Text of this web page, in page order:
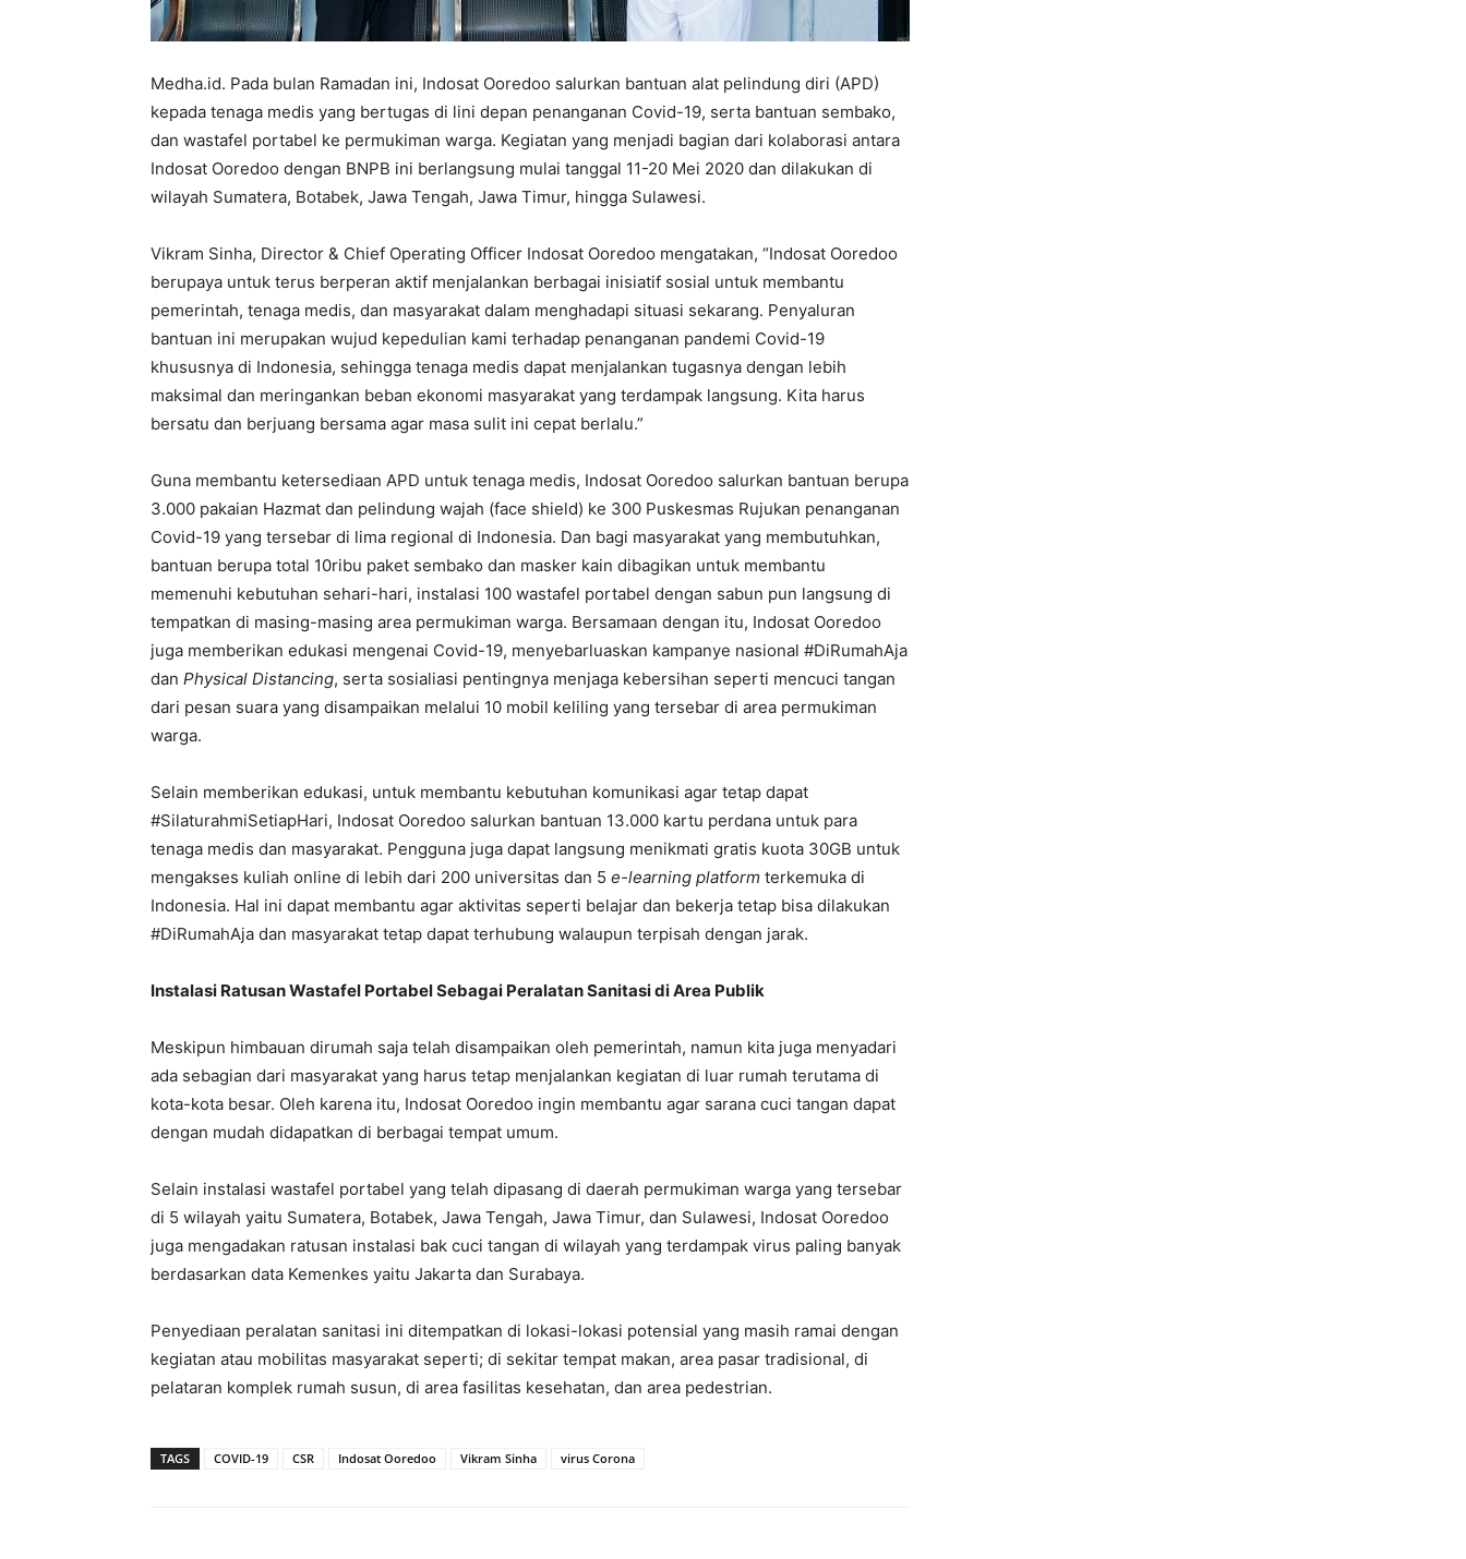
Medha.id. Pada bulan Ramadan ini, Indosat Ooredoo salurkan bantuan alat pelindung diri (APD)
kepada tenaga medis yang bertugas di lini depan penanganan Covid-19, serta bantuan sembako,
dan wastafel portabel ke permukiman warga. Kegiatan yang menjadi bagian dari kolaborasi antara
Indosat Ooredoo dengan BNPB ini berlangsung mulai tanggal 11-20 Mei 2020 dan dilakukan di
wilayah Sumatera, Botabek, Jawa Tengah, Jawa Timur, hingga Sulawesi.
Vikram Sinha, Director & Chief Operating Officer Indosat Ooredoo mengatakan, “Indosat Ooredoo
berupaya untuk terus berperan aktif menjalankan berbagai inisiatif sosial untuk membantu
pemerintah, tenaga medis, dan masyarakat dalam menghadapi situasi sekarang. Penyaluran
bantuan ini merupakan wujud kepedulian kami terhadap penanganan pandemi Covid-19
khususnya di Indonesia, sehingga tenaga medis dapat menjalankan tugasnya dengan lebih
maksimal dan meringankan beban ekonomi masyarakat yang terdampak langsung. Kita harus
bersatu dan berjuang bersama agar masa sulit ini cepat berlalu.”
Guna membantu ketersediaan APD untuk tenaga medis, Indosat Ooredoo salurkan bantuan berupa
3.000 pakaian Hazmat dan pelindung wajah (face shield) ke 300 Puskesmas Rujukan penanganan
Covid-19 yang tersebar di lima regional di Indonesia. Dan bagi masyarakat yang membutuhkan,
bantuan berupa total 10ribu paket sembako dan masker kain dibagikan untuk membantu
memenuhi kebutuhan sehari-hari, instalasi 100 wastafel portabel dengan sabun pun langsung di
tempatkan di masing-masing area permukiman warga. Bersamaan dengan itu, Indosat Ooredoo
juga memberikan edukasi mengenai Covid-19, menyebarluaskan kampanye nasional #DiRumahAja
dan Physical Distancing, serta sosialiasi pentingnya menjaga kebersihan seperti mencuci tangan
dari pesan suara yang disampaikan melalui 10 mobil keliling yang tersebar di area permukiman
warga.
Selain memberikan edukasi, untuk membantu kebutuhan komunikasi agar tetap dapat
#SilaturahmiSetiapHari, Indosat Ooredoo salurkan bantuan 13.000 kartu perdana untuk para
tenaga medis dan masyarakat. Pengguna juga dapat langsung menikmati gratis kuota 30GB untuk
mengakses kuliah online di lebih dari 200 universitas dan 5 e-learning platform terkemuka di
Indonesia. Hal ini dapat membantu agar aktivitas seperti belajar dan bekerja tetap bisa dilakukan
#DiRumahAja dan masyarakat tetap dapat terhubung walaupun terpisah dengan jarak.
Instalasi Ratusan Wastafel Portabel Sebagai Peralatan Sanitasi di Area Publik
Meskipun himbauan dirumah saja telah disampaikan oleh pemerintah, namun kita juga menyadari
ada sebagian dari masyarakat yang harus tetap menjalankan kegiatan di luar rumah terutama di
kota-kota besar. Oleh karena itu, Indosat Ooredoo ingin membantu agar sarana cuci tangan dapat
dengan mudah didapatkan di berbagai tempat umum.
Selain instalasi wastafel portabel yang telah dipasang di daerah permukiman warga yang tersebar
di 5 wilayah yaitu Sumatera, Botabek, Jawa Tengah, Jawa Timur, dan Sulawesi, Indosat Ooredoo
juga mengadakan ratusan instalasi bak cuci tangan di wilayah yang terdampak virus paling banyak
berdasarkan data Kemenkes yaitu Jakarta dan Surabaya.
Penyediaan peralatan sanitasi ini ditempatkan di lokasi-lokasi potensial yang masih ramai dengan
kegiatan atau mobilitas masyarakat seperti; di sekitar tempat makan, area pasar tradisional, di
pelataran komplek rumah susun, di area fasilitas kesehatan, dan area pedestrian.
TAGS COVID-19 CSR Indosat Ooredoo Vikram Sinha virus Corona